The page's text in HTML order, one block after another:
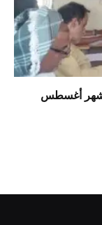
لشهر أغسطس